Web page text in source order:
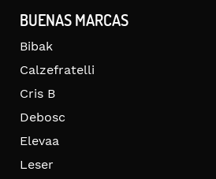
BUENAS MARCAS
Bibak
Calzefratelli
Cris B
Debosc
Elevaa
Leser